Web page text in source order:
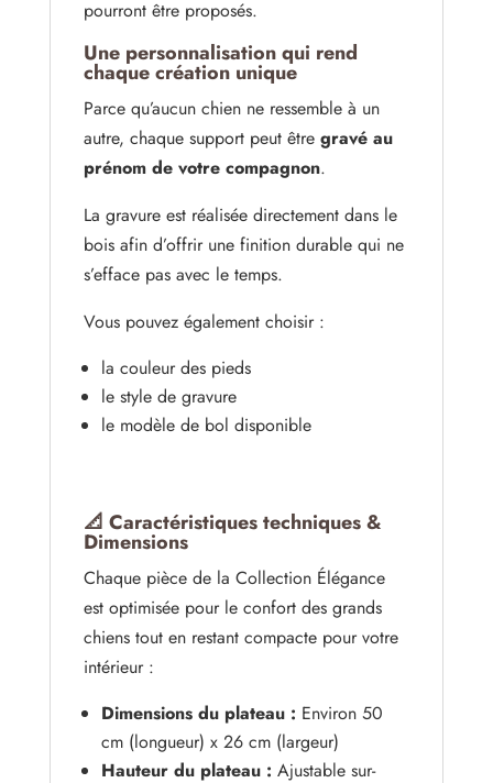
pourront être proposés.
Une personnalisation qui rend
chaque création unique
Parce qu’aucun chien ne ressemble à un
autre, chaque support peut être gravé au
prénom de votre compagnon.
La gravure est réalisée directement dans le
bois afin d’offrir une finition durable qui ne
s’efface pas avec le temps.
Vous pouvez également choisir :
la couleur des pieds
le style de gravure
le modèle de bol disponible
📐 Caractéristiques techniques &
Dimensions
Chaque pièce de la Collection Élégance
est optimisée pour le confort des grands
chiens tout en restant compacte pour votre
intérieur :
Dimensions du plateau : Environ 50
cm (longueur) x 26 cm (largeur)
Hauteur du plateau : Ajustable sur-